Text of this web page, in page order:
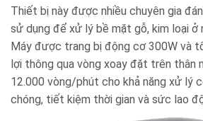
Thiết bị này được nhiều chuyên gia
sử dụng để xử lý bề mặt gỗ, kim loại ở
Máy được trang bị động cơ 300W và
lợi thông qua vòng xoay đặt trên thân
12.000 vòng/phút cho khả năng xử lý
chóng, tiết kiệm thời gian và sức lao